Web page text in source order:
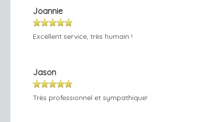
Joannie
Excellent service, très humain !
Jason
Très professionnel et sympathique!